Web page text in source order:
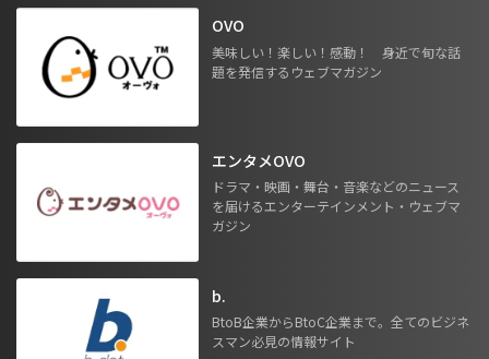
OVO
美味しい！楽しい！感動！ 身近で旬な話
題を発信するウェブマガジン
エンタメOVO
ドラマ・映画・舞台・音楽などのニュース
を届けるエンターテインメント・ウェブマ
ガジン
b.
BtoB企業からBtoC企業まで。全てのビジネ
スマン必見の情報サイト